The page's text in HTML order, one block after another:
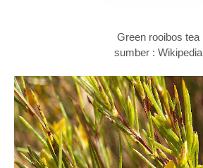
Green rooibos tea
sumber : Wikipedia